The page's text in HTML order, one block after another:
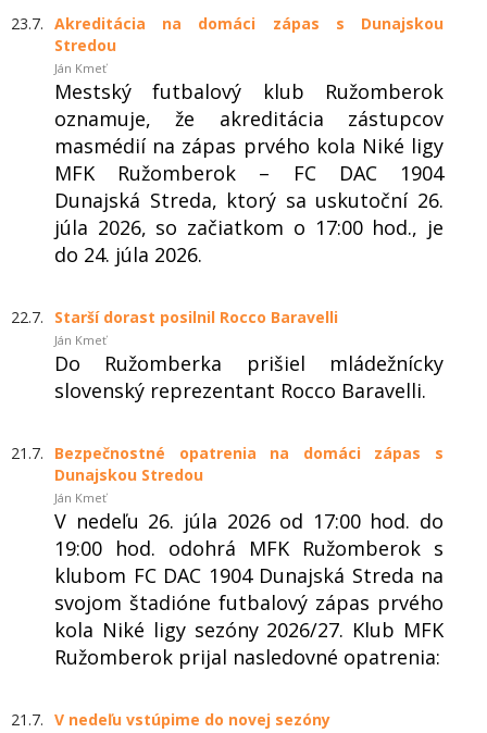
23.7. Akreditácia na domáci zápas s Dunajskou
Stredou
Ján Kmeť
Mestský futbalový klub Ružomberok
oznamuje, že akreditácia zástupcov
masmédií na zápas prvého kola Niké ligy
MFK Ružomberok – FC DAC 1904
Dunajská Streda, ktorý sa uskutoční 26.
júla 2026, so začiatkom o 17:00 hod., je
do 24. júla 2026.
22.7. Starší dorast posilnil Rocco Baravelli
Ján Kmeť
Do Ružomberka prišiel mládežnícky
slovenský reprezentant Rocco Baravelli.
21.7.
Bezpečnostné opatrenia na domáci zápas s
Dunajskou Stredou
Ján Kmeť
V nedeľu 26. júla 2026 od 17:00 hod. do
19:00 hod. odohrá MFK Ružomberok s
klubom FC DAC 1904 Dunajská Streda na
svojom štadióne futbalový zápas prvého
kola Niké ligy sezóny 2026/27. Klub MFK
Ružomberok prijal nasledovné opatrenia:
21.7. V nedeľu vstúpime do novej sezóny